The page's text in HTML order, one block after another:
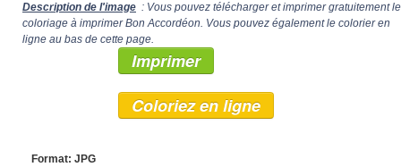
Description de l'image : Vous pouvez télécharger et imprimer gratuitement le
coloriage à imprimer Bon Accordéon. Vous pouvez également le colorier en
ligne au bas de cette page.
Imprimer
Coloriez en ligne
Format: JPG